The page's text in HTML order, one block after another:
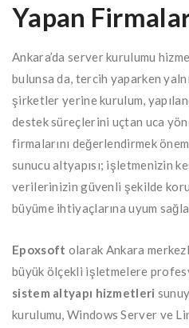
Yapan
Ankara’da server kurulumu
bulunsa da, tercih yaparken
şirketler yerine kurulum,
destek süreçlerini uçtan uca
firmalarını değerlendirmek
sunucu altyapısı; işletmenizin
verilerinizin güvenli şekilde
büyüme ihtiyaçlarına uyum
Epoxsoft olarak Ankara
büyük ölçekli işletmelere
sistem altyapı hizmetleri
kurulumu, Windows Server ve